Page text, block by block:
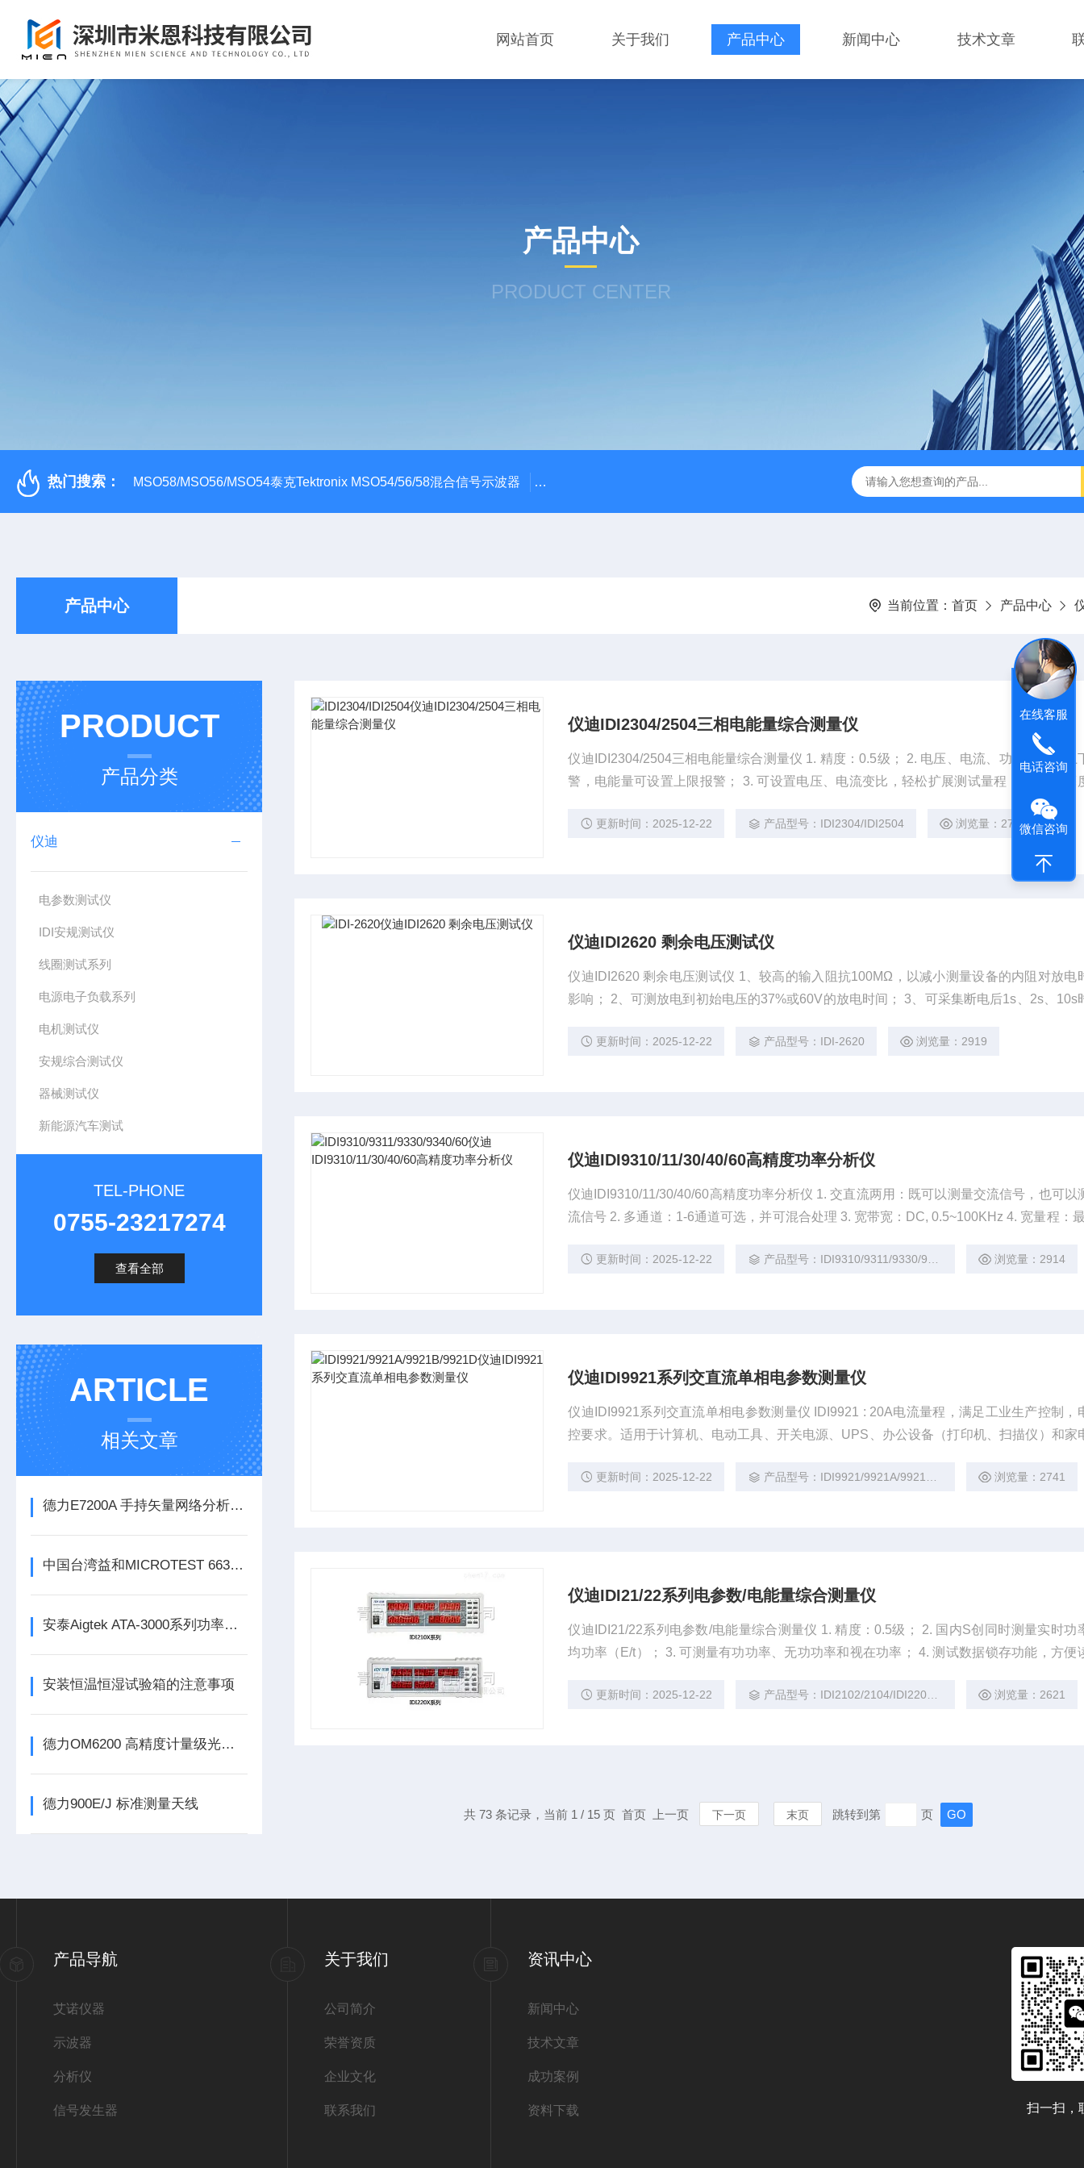
网站首页 关于我们 产品中心 新闻中心 技术文章
产品中心
PRODUCT CENTER
热门搜索： MSO58/MSO56/MSO54泰克Tektronix MSO54/56/58混合信号示波器 ME045/ME085/ME150PCB TDR特性阻抗测试仪 3380/3380P/3380D致茂Chroma 3380/
产品中心 当前位置： 首页 产品中心
PRODUCT
产品分类
仪迪
电参数测试仪
IDI安规测试仪
线圈测试系列
电源电子负载系列
电机测试仪
安规综合测试仪
器械测试仪
新能源汽车测试
TEL-PHONE
0755-23217274
查看全部
ARTICLE
相关文章
德力E7200A 手持矢量网络分析仪（300kHz-3GHz）
中国台湾益和MICROTEST 6632 精密阻抗分析仪
安泰Aigtek ATA-3000系列功率放大器
安装恒温恒湿试验箱的注意事项
德力OM6200 高精度计量级光功率计
德力900E/J 标准测量天线
仪迪IDI2304/2504三相电能量综合测量仪
仪迪IDI2304/2504三相电能量综合测量仪 1. 精度：0.5级； 2. 电压、电流、功率可设置上
警，电能量可设置上限报警； 3. 可设置电压、电流变比，轻松扩展测试量程； 4. 显示亮
鸣器音量可调，更人性化； 5.可切换不同的线制； 6. 断电后开机可保持断电前状态； 7.
S232或485通讯，设置波特率及地址，实现数据远程传输处理。
更新时间：2025-12-22 产品型号：IDI2304/IDI2504 浏览量：2730
仪迪IDI2620 剩余电压测试仪
仪迪IDI2620 剩余电压测试仪 1、较高的输入阻抗100MΩ，以减小测量设备的内阻对放电
影响； 2、可测放电到初始电压的37%或60V的放电时间； 3、可采集断电后1s、2s、10s
更新时间：2025-12-22 产品型号：IDI-2620 浏览量：2919
仪迪IDI9310/11/30/40/60高精度功率分析仪
仪迪IDI9310/11/30/40/60高精度功率分析仪 1. 交直流两用：既可以测量交流信号，也可以测量直
流信号 2. 多通道：1-6通道可选，并可混合处理 3. 宽带宽：DC, 0.5~100KHz 4. 宽量程：最小5m
试需求 6. 高精度：读数的0.05% + 量程的0.1%
更新时间：2025-12-22 产品型号：IDI9310/9311/9330/9340/60 浏览量：2914
仪迪IDI9921系列交直流单相电参数测量仪
仪迪IDI9921系列交直流单相电参数测量仪 IDI9921 : 20A电流量程，满足工业生产控制，
控要求。适用于计算机、电动工具、开关电源、UPS、办公设备（打印机、扫描仪）和家
波分析； IDI9921B : 5A电流量程，LED、低待机功耗专用测试，可以两台组合测试LED驱
更新时间：2025-12-22 产品型号：IDI9921/9921A/9921B/9921D 浏览量：2741
仪迪IDI21/22系列电参数/电能量综合测量仪
仪迪IDI21/22系列电参数/电能量综合测量仪 1. 精度：0.5级； 2. 国内S创同时测量实时功率和平
均功率（E/t）； 3. 可测量有功功率、无功功率和视在功率； 4. 测试数据锁存功能，方便读取瞬
功能，轻松扩展测量量程； 7. 显示亮度和蜂鸣器音量可调，更人性化；
更新时间：2025-12-22 产品型号：IDI2102/2104/IDI2202/2204 浏览量：2621
共 73 条记录，当前 1 / 15 页 首页 上一页 下一页 末页 跳转到第 页
产品导航
艾诺仪器
示波器
分析仪
信号发生器
关于我们
公司简介
荣誉资质
企业文化
联系我们
资讯中心
新闻中心
技术文章
成功案例
资料下载 扫一扫，
在线客服
电话咨询
微信咨询